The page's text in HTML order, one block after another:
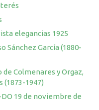
elegancias 1925
Sánchez García (1880-
Colmenares y Orgaz,
(1873-1947)
19 de noviembre de